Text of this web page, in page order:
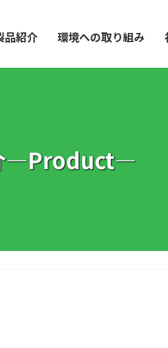
品紹介 環境への取り組み
―Product―